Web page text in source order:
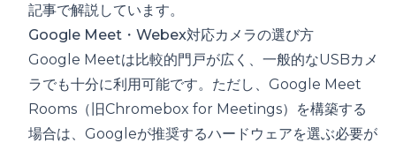
記事で解説しています。
Google Meet・Webex対応カメラの選び方
Google Meetは比較的門戸が広く、一般的なUSBカメ
ラでも十分に利用可能です。ただし、Google Meet
Rooms（旧Chromebox for Meetings）を構築する
場合は、Googleが推奨するハードウェアを選ぶ必要が